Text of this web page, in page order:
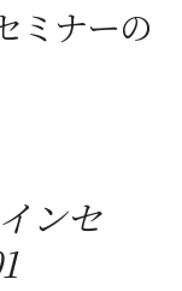
ミナーの
ンセ